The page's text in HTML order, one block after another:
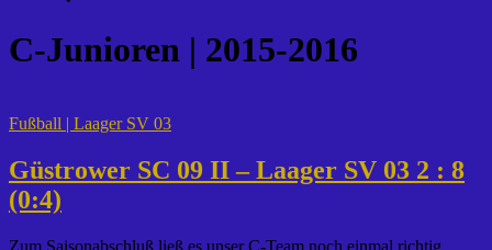
C-Junioren | 2015-2016
Fußball | Laager SV 03
Güstrower SC 09 II – Laager SV 03 2 : 8
(0:4)
Zum Saisonabschluß ließ es unser C-Team noch einmal richtig